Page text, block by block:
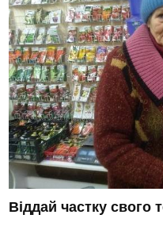
Віддай частку свого